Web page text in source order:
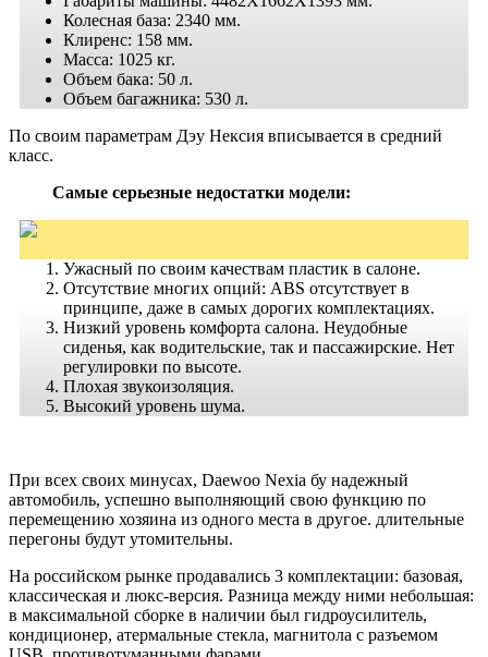
Колесная база: 2340 мм.
Клиренс: 158 мм.
Масса: 1025 кг.
Объем бака: 50 л.
Объем багажника: 530 л.
По своим параметрам Дэу Нексия вписывается в средний
класс.
Самые серьезные недостатки модели:
Ужасный по своим качествам пластик в салоне.
Отсутствие многих опций: ABS отсутствует в
принципе, даже в самых дорогих комплектациях.
Низкий уровень комфорта салона. Неудобные
сиденья, как водительские, так и пассажирские. Нет
регулировки по высоте.
Плохая звукоизоляция.
Высокий уровень шума.
При всех своих минусах, Daewoo Nexia бу надежный
автомобиль, успешно выполняющий свою функцию по
перемещению хозяина из одного места в другое. длительные
перегоны будут утомительны.
На российском рынке продавались 3 комплектации: базовая,
классическая и люкс-версия. Разница между ними небольшая:
в максимальной сборке в наличии был гидроусилитель,
кондиционер, атермальные стекла, магнитола с разъемом